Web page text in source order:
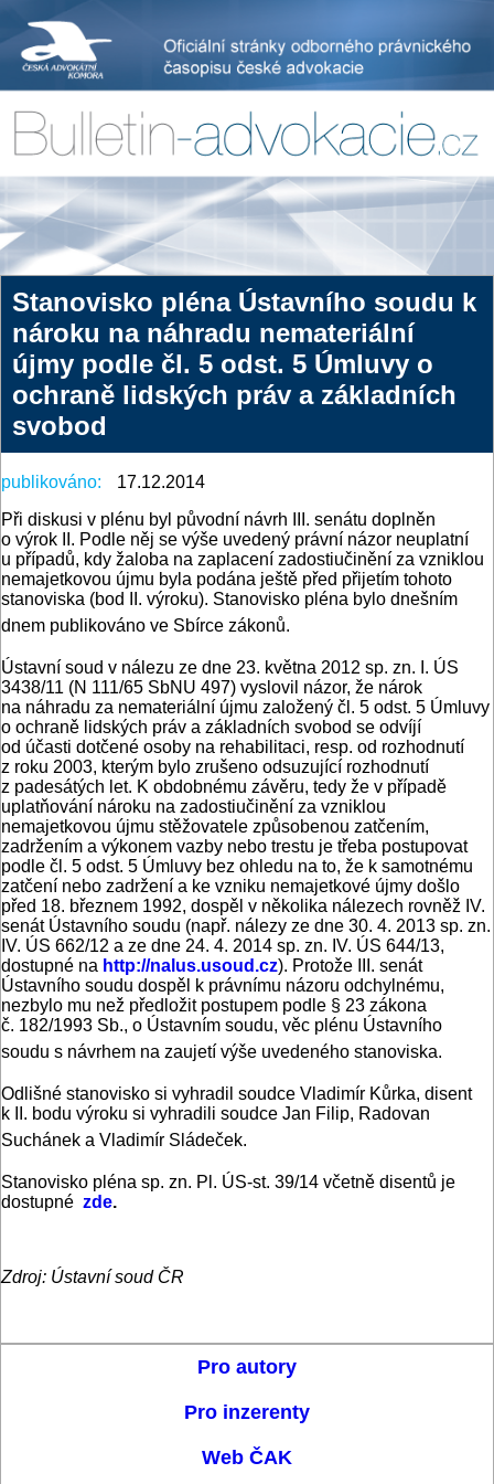
Stanovisko pléna Ústavního soudu k
nároku na náhradu nemateriální
újmy podle čl. 5 odst. 5 Úmluvy o
ochraně lidských práv a základních
svobod
publikováno:
17.12.2014
Při diskusi v plénu byl původní návrh III. senátu doplněn
o výrok II. Podle něj se výše uvedený právní názor neuplatní
u případů, kdy žaloba na zaplacení zadostiučinění za vzniklou
nemajetkovou újmu byla podána ještě před přijetím tohoto
stanoviska (bod II. výroku). Stanovisko pléna bylo dnešním
dnem publikováno ve Sbírce zákonů.
Ústavní soud v nálezu ze dne 23. května 2012 sp. zn. I. ÚS
3438/11 (N 111/65 SbNU 497) vyslovil názor, že nárok
na náhradu za nemateriální újmu založený čl. 5 odst. 5 Úmluvy
o ochraně lidských práv a základních svobod se odvíjí
od účasti dotčené osoby na rehabilitaci, resp. od rozhodnutí
z roku 2003, kterým bylo zrušeno odsuzující rozhodnutí
z padesátých let. K obdobnému závěru, tedy že v případě
uplatňování nároku na zadostiučinění za vzniklou
nemajetkovou újmu stěžovatele způsobenou zatčením,
zadržením a výkonem vazby nebo trestu je třeba postupovat
podle čl. 5 odst. 5 Úmluvy bez ohledu na to, že k samotnému
zatčení nebo zadržení a ke vzniku nemajetkové újmy došlo
před 18. březnem 1992, dospěl v několika nálezech rovněž IV.
senát Ústavního soudu (např. nálezy ze dne 30. 4. 2013 sp. zn.
IV. ÚS 662/12 a ze dne 24. 4. 2014 sp. zn. IV. ÚS 644/13,
dostupné na http://nalus.usoud.cz). Protože III. senát
Ústavního soudu dospěl k právnímu názoru odchylnému,
nezbylo mu než předložit postupem podle § 23 zákona
č. 182/1993 Sb., o Ústavním soudu, věc plénu Ústavního
soudu s návrhem na zaujetí výše uvedeného stanoviska.
Odlišné stanovisko si vyhradil soudce Vladimír Kůrka, disent
k II. bodu výroku si vyhradili soudce Jan Filip, Radovan
Suchánek a Vladimír Sládeček.
Stanovisko pléna sp. zn. Pl. ÚS-st. 39/14 včetně disentů je
dostupné zde.
Zdroj: Ústavní soud ČR
Pro autory
Pro inzerenty
Web ČAK